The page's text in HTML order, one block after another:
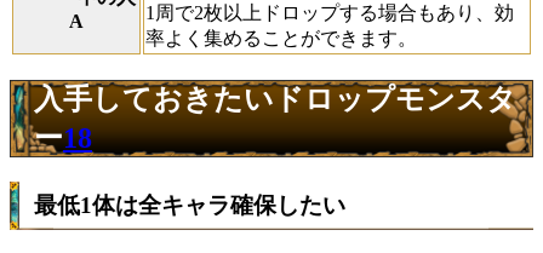
A
1周で2枚以上ドロップする場合もあり、効
率よく集めることができます。
入手しておきたいドロップモンスタ
ー18
最低1体は全キャラ確保したい